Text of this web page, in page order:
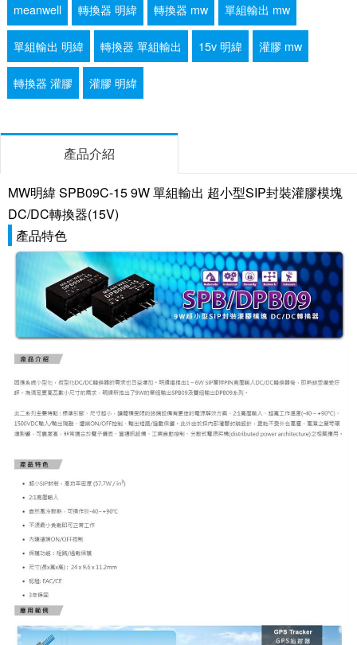
meanwell
轉換器 明緯 轉換器 mw 單組輸出 mw
單組輸出 明緯 轉換器 單組輸出 15v 明緯 灌膠 mw
轉換器 灌膠 灌膠 明緯
產品介紹
MW明緯 SPB09C-15 9W 單組輸出 超小型SIP封裝灌膠模塊
DC/DC轉換器(15V)
產品特色